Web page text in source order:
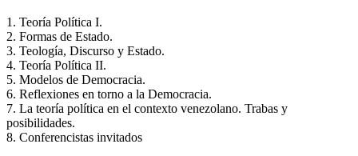
1. Teoría Política I.
2. Formas de Estado.
3. Teología, Discurso y Estado.
4. Teoría Política II.
5. Modelos de Democracia.
6. Reflexiones en torno a la Democracia.
7. La teoría política en el contexto venezolano. Trabas y
posibilidades.
8. Conferencistas invitados